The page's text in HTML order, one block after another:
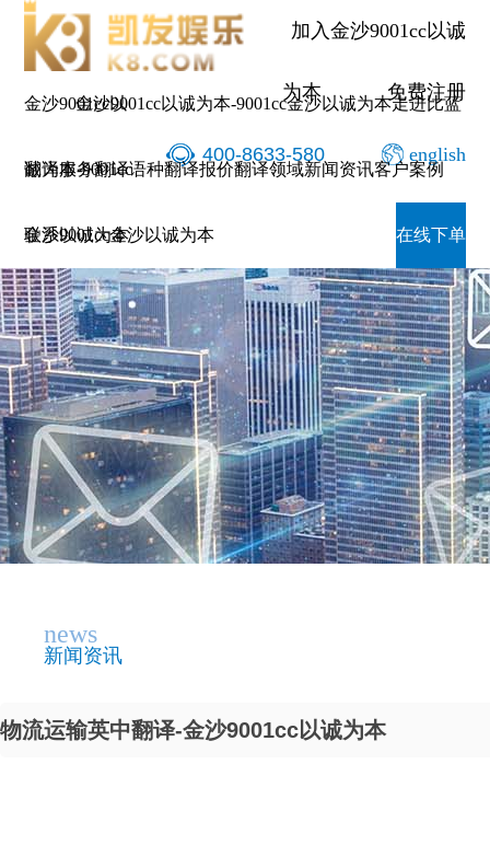
加入金沙9001cc以诚
为本 免费注册
400-8633-580 english
金沙9001cc以
诚为本-9001cc
金沙以诚为本
金沙9001cc以诚为本-9001cc金沙以诚为本走进比蓝
翻译服务翻译语种翻译报价翻译领域新闻资讯客户案例
联系9001cc金沙以诚为本 在线下单
news
新闻资讯
物流运输英中翻译-金沙9001cc以诚为本